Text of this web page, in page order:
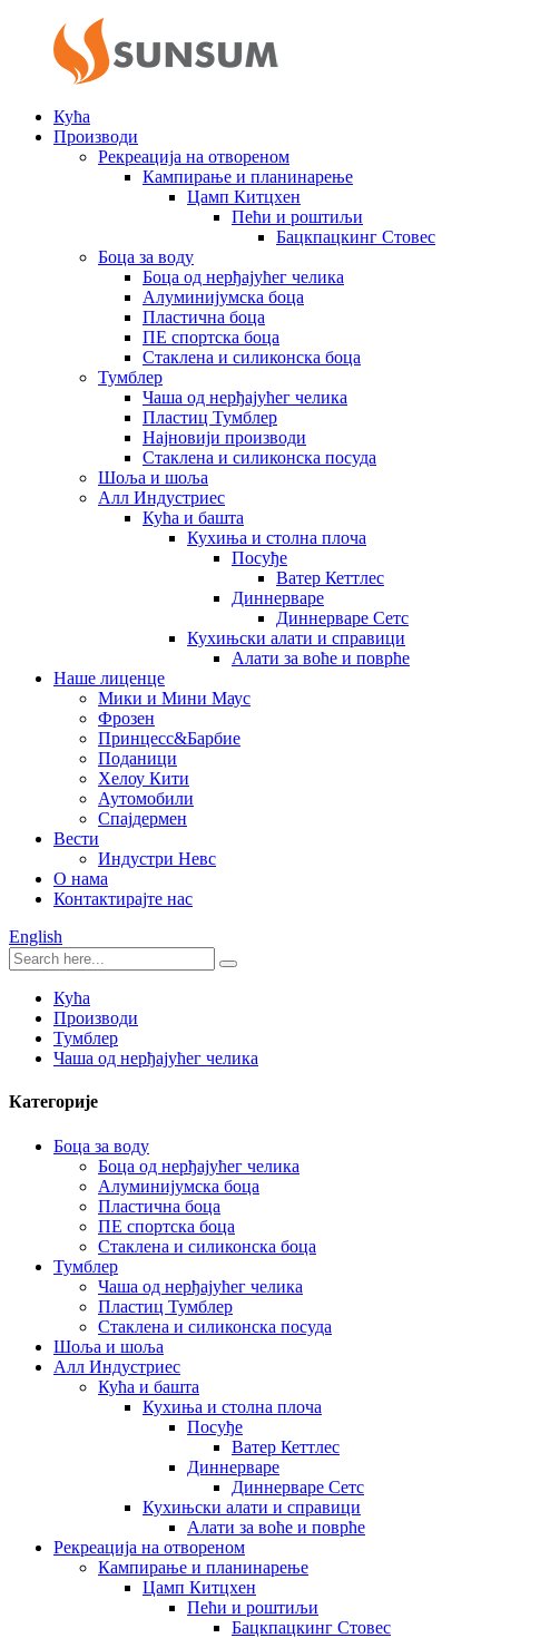
Кућа
Производи
Рекреација на отвореном
Кампирање и планинарење
Цамп Китцхен
Пећи и роштиљи
Бацкпацкинг Стовес
Боца за воду
Боца од нерђајућег челика
Алуминијумска боца
Пластична боца
ПЕ спортска боца
Стаклена и силиконска боца
Тумблер
Чаша од нерђајућег челика
Пластиц Тумблер
Најновији производи
Стаклена и силиконска посуда
Шоља и шоља
Алл Индустриес
Кућа и башта
Кухиња и столна плоча
Посуђе
Ватер Кеттлес
Диннерваре
Диннерваре Сетс
Кухињски алати и справици
Алати за воће и поврће
Наше лиценце
Мики и Мини Маус
Фрозен
Принцесс&Барбие
Поданици
Хелоу Кити
Аутомобили
Спајдермен
Вести
Индустри Невс
О нама
Контактирајте нас
English
Кућа
Производи
Тумблер
Чаша од нерђајућег челика
Категорије
Боца за воду
Боца од нерђајућег челика
Алуминијумска боца
Пластична боца
ПЕ спортска боца
Стаклена и силиконска боца
Тумблер
Чаша од нерђајућег челика
Пластиц Тумблер
Стаклена и силиконска посуда
Шоља и шоља
Алл Индустриес
Кућа и башта
Кухиња и столна плоча
Посуђе
Ватер Кеттлес
Диннерваре
Диннерваре Сетс
Кухињски алати и справици
Алати за воће и поврће
Рекреација на отвореном
Кампирање и планинарење
Цамп Китцхен
Пећи и роштиљи
Бацкпацкинг Стовес